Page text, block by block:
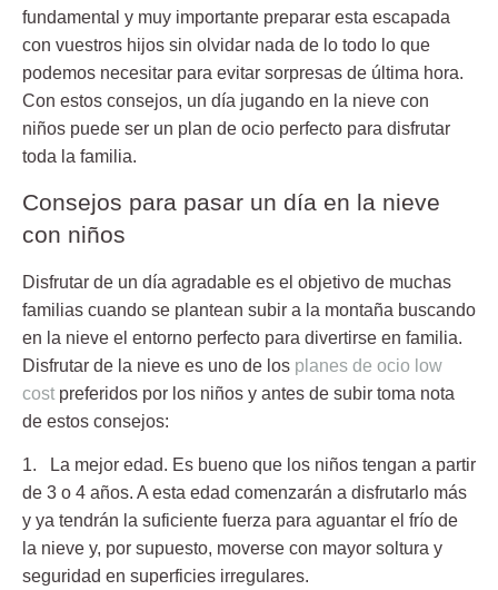
fundamental y muy importante preparar esta escapada
con vuestros hijos sin olvidar nada de lo todo lo que
podemos necesitar para evitar sorpresas de última hora.
Con estos consejos, un día jugando en la nieve con
niños puede ser un plan de ocio perfecto para disfrutar
toda la familia.
Consejos para pasar un día en la nieve
con niños
Disfrutar de un día agradable es el objetivo de muchas
familias cuando se plantean subir a la montaña buscando
en la nieve el entorno perfecto para divertirse en familia.
Disfrutar de la nieve es uno de los planes de ocio low
cost preferidos por los niños y antes de subir toma nota
de estos consejos:
1. La mejor edad. Es bueno que los niños tengan a partir
de 3 o 4 años. A esta edad comenzarán a disfrutarlo más
y ya tendrán la suficiente fuerza para aguantar el frío de
la nieve y, por supuesto, moverse con mayor soltura y
seguridad en superficies irregulares.